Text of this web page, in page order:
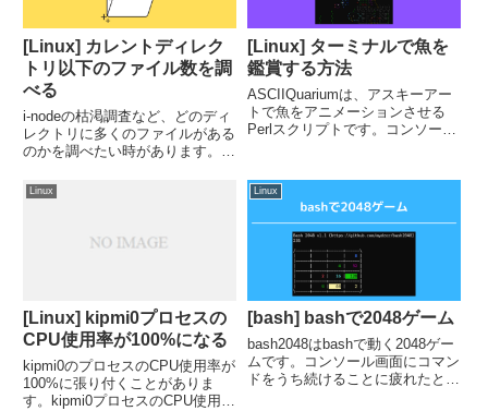
[Linux] カレントディレク
トリ以下のファイル数を調
べる
i-nodeの枯渇調査など、どのディ
レクトリに多くのファイルがある
のかを調べたい時があります。カ
ル数は、findコマンドで調べるこ
とができます。※サブディレクト
[Linux] ターミナルで魚を
鑑賞する方法
ASCIIQuariumは、アスキーアー
トで魚をアニメーションさせる
Perlスクリプトです。コンソール
い。ASCIIQuariumのインストー
ルASCIIQuariumのスクリプト
Linux
[Linux] kipmi0プロセスの
CPU使用率が100%になる
kipmi0のプロセスのCPU使用率が
100%に張り付くことがありま
す。kipmi0プロセスのCPU使用率
Linux
[bash] bashで2048ゲーム
bash2048はbashで動く2048ゲー
ムです。コンソール画面にコマン
ドをうち続けることに疲れたとき